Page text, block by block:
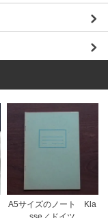
A5サイズのノート Kla